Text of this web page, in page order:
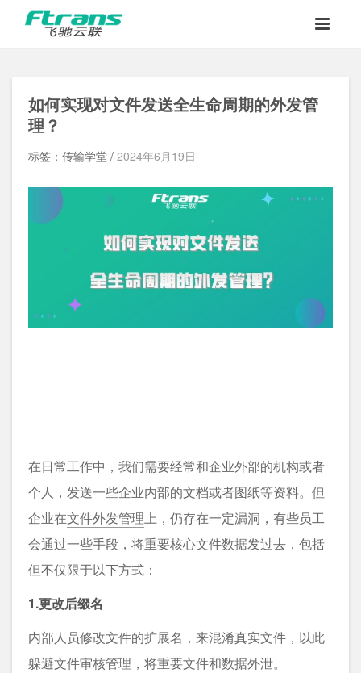
如何实现对文件发送全生命周期的外发管
理？
标签：传输学堂 / 2024年6月19日
在日常工作中，我们需要经常和企业外部的机构或者
个人，发送一些企业内部的文档或者图纸等资料。但
企业在文件外发管理上，仍存在一定漏洞，有些员工
会通过一些手段，将重要核心文件数据发过去，包括
但不仅限于以下方式：
1.更改后缀名
内部人员修改文件的扩展名，来混淆真实文件，以此
躲避文件审核管理，将重要文件和数据外泄。